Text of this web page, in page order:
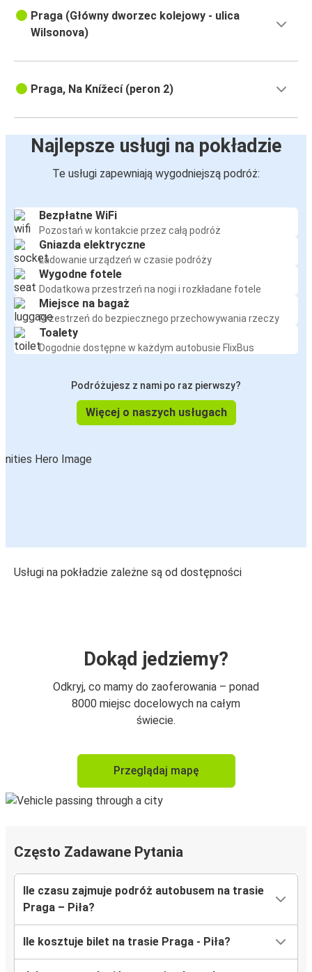
Praga (Główny dworzec kolejowy - ulica
Wilsonova)
Praga, Na Knížecí (peron 2)
Najlepsze usługi na pokładzie
Te usługi zapewniają wygodniejszą podróż:
Bezpłatne WiFi
Pozostań w kontakcie przez całą podróż
Gniazda elektryczne
Ładowanie urządzeń w czasie podróży
Wygodne fotele
Dodatkowa przestrzeń na nogi i rozkładane fotele
Miejsce na bagaż
Przestrzeń do bezpiecznego przechowywania rzeczy
Toalety
Dogodnie dostępne w każdym autobusie FlixBus
Podróżujesz z nami po raz pierwszy?
Więcej o naszych usługach
Usługi na pokładzie zależne są od dostępności
Dokąd jedziemy?
Odkryj, co mamy do zaoferowania – ponad
8000 miejsc docelowych na całym
świecie.
Przeglądaj mapę
Często Zadawane Pytania
Ile czasu zajmuje podróż autobusem na trasie
Praga – Piła?
Ile kosztuje bilet na trasie Praga - Piła?